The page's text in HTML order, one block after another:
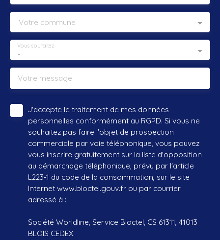
Votre commune
-
Vous souhaitez
Votre message
J'accepte le traitement de mes données
personnelles conformément au RGPD. Si vous ne
souhaitez pas faire l'objet de prospection
commerciale par voie téléphonique, vous pouvez
vous inscrire gratuitement sur la liste d'opposition
au démarchage téléphonique, prévu par l'article
L223-1 du code de la consommation, sur le site
Internet www.bloctel.gouv.fr ou par courrier
adressé à :
Société Worldline, Service Bloctel, CS 61311, 41013
BLOIS CEDEX.